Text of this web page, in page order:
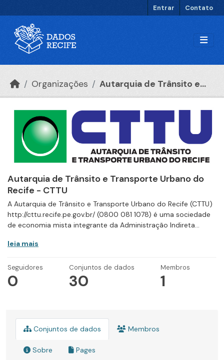
Entrar Contato
Organizações Autarquia de Trânsito e...
Autarquia de Trânsito e Transporte Urbano do
Recife - CTTU
A Autarquia de Trânsito e Transporte Urbano do Recife (CTTU)
http://cttu.recife.pe.gov.br/ (0800 081 1078) é uma sociedade
de economia mista integrante da Administração Indireta...
leia mais
Seguidores
0
Conjuntos de dados
30
Membros
1
Conjuntos de dados Membros
Sobre Pages